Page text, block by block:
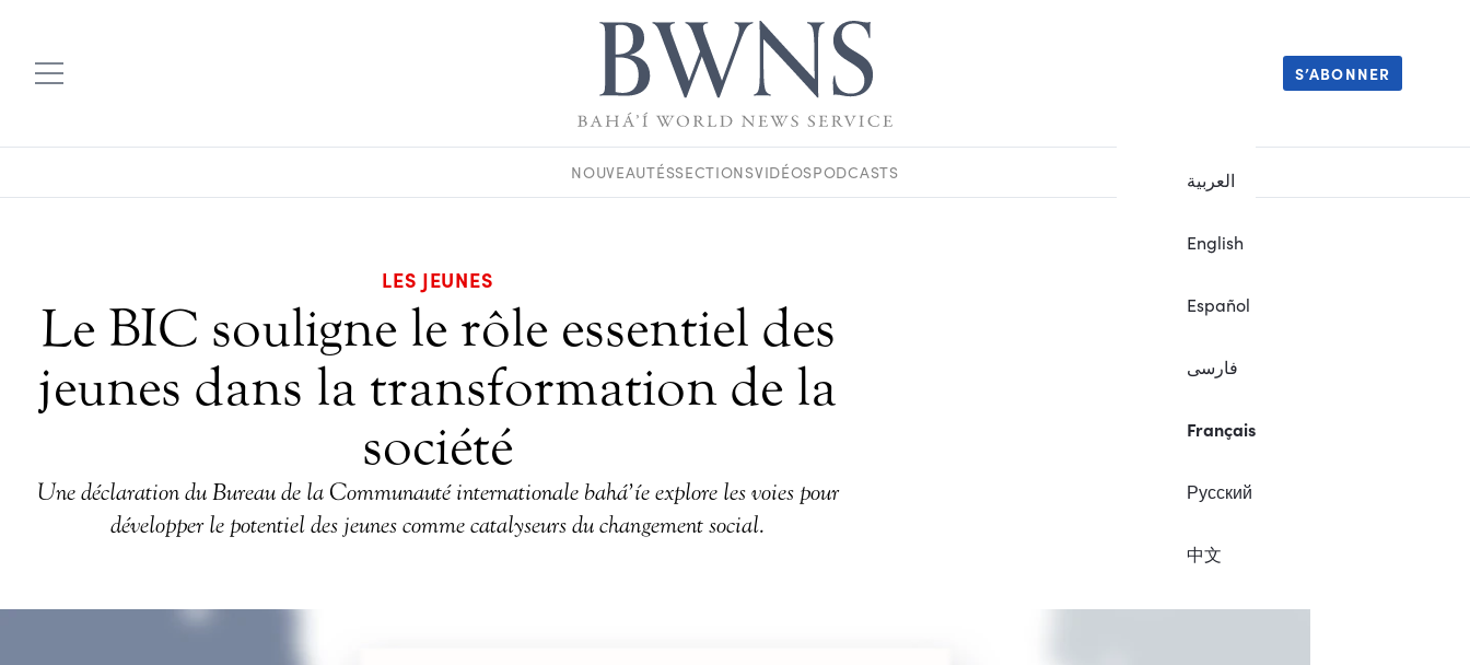
العربية
English
Español
فارسی
Français
Русский
中文
S’ABONNER
NOUVEAUTÉSSECTIONSVIDÉOSPODCASTS
LES JEUNES
Le BIC souligne le rôle essentiel des
jeunes dans la transformation de la
société
Une déclaration du Bureau de la Communauté internationale bahá’íe explore les voies pour
développer le potentiel des jeunes comme catalyseurs du changement social.